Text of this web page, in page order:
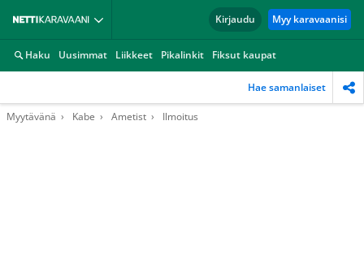
Kirjaudu Myy karavaanisi
Haku Uusimmat Liikkeet Pikalinkit Fiksut kaupat
Hae samanlaiset
Myytävänä Kabe Ametist Ilmoitus